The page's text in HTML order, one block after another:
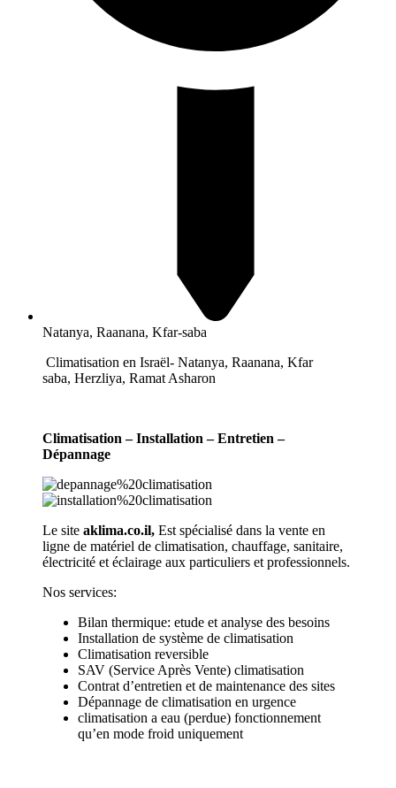
Natanya, Raanana, Kfar-saba
Climatisation en Israël- Natanya, Raanana, Kfar
saba, Herzliya, Ramat Asharon
Climatisation – Installation – Entretien –
Dépannage
Le site aklima.co.il, Est spécialisé dans la vente en
ligne de matériel de climatisation, chauffage, sanitaire,
électricité et éclairage aux particuliers et professionnels.
Nos services:
Bilan thermique: etude et analyse des besoins
Installation de système de climatisation
Climatisation reversible
SAV (Service Après Vente) climatisation
Contrat d’entretien et de maintenance des sites
Dépannage de climatisation en urgence
climatisation a eau (perdue) fonctionnement
qu’en mode froid uniquement